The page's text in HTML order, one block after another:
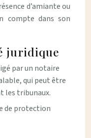
d’amiante ou
compte dans son
juridique
par un notaire
qui peut être
les tribunaux.
de protection